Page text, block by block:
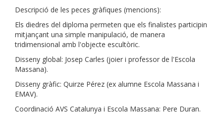
Descripció de les peces gràfiques (mencions):
Els diedres del diploma permeten que els finalistes participin
mitjançant una simple manipulació, de manera
tridimensional amb l'objecte escultòric.
Disseny global: Josep Carles (joier i professor de l'Escola
Massana).
Disseny gràfic: Quirze Pérez (ex alumne Escola Massana i
EMAV).
Coordinació AVS Catalunya i Escola Massana: Pere Duran.